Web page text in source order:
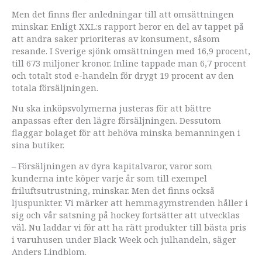
Men det finns fler anledningar till att omsättningen
minskar. Enligt XXL:s rapport beror en del av tappet på
att andra saker prioriteras av konsument, såsom
resande. I Sverige sjönk omsättningen med 16,9 procent,
till 673 miljoner kronor. Inline tappade man 6,7 procent
och totalt stod e-handeln för drygt 19 procent av den
totala försäljningen.
Nu ska inköpsvolymerna justeras för att bättre
anpassas efter den lägre försäljningen. Dessutom
flaggar bolaget för att behöva minska bemanningen i
sina butiker.
– Försäljningen av dyra kapitalvaror, varor som
kunderna inte köper varje år som till exempel
friluftsutrustning, minskar. Men det finns också
ljuspunkter. Vi märker att hemmagymstrenden håller i
sig och vår satsning på hockey fortsätter att utvecklas
väl. Nu laddar vi för att ha rätt produkter till bästa pris
i varuhusen under Black Week och julhandeln, säger
Anders Lindblom.